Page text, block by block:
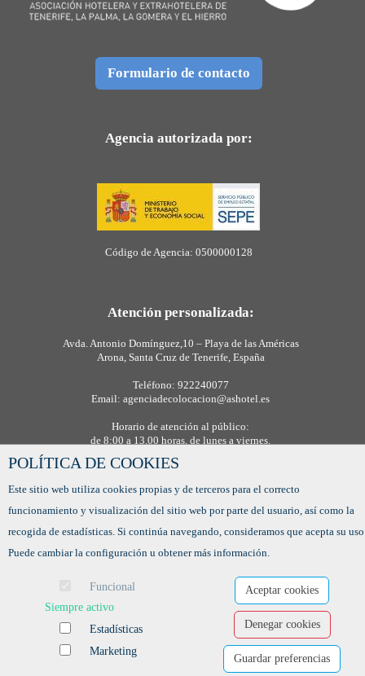
Formulario de contacto
Agencia autorizada por:
Código de Agencia: 0500000128
Atención personalizada:
Avda. Antonio Domínguez,10 – Playa de las Américas
Arona, Santa Cruz de Tenerife, España
Teléfono: 922240077
Email: agenciadecolocacion@ashotel.es
Horario de atención al público:
de 8:00 a 13.00 horas, de lunes a viernes.
Formación
POLÍTICA DE COOKIES
Este sitio web utiliza cookies propias y de terceros para el correcto
funcionamiento y visualización del sitio web por parte del usuario, así como la
recogida de estadísticas. Si continúa navegando, consideramos que acepta su
Puede cambiar la configuración u obtener más información.
Funcional
Siempre activo
Estadísticas
Marketing
Aceptar cookies
Denegar cookies
Guardar preferencias